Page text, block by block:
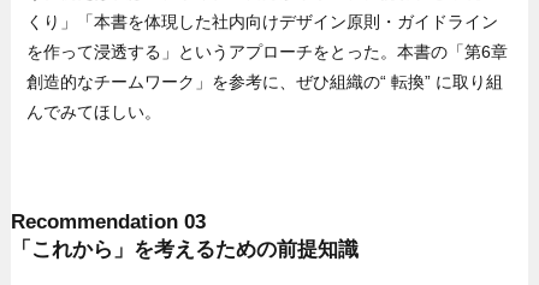
くり」「本書を体現した社内向けデザイン原則・ガイドライン
を作って浸透する」というアプローチをとった。本書の「第6章
創造的なチームワーク」を参考に、ぜひ組織の“ 転換” に取り組
んでみてほしい。
Recommendation 03
「これから」を考えるための前提知識